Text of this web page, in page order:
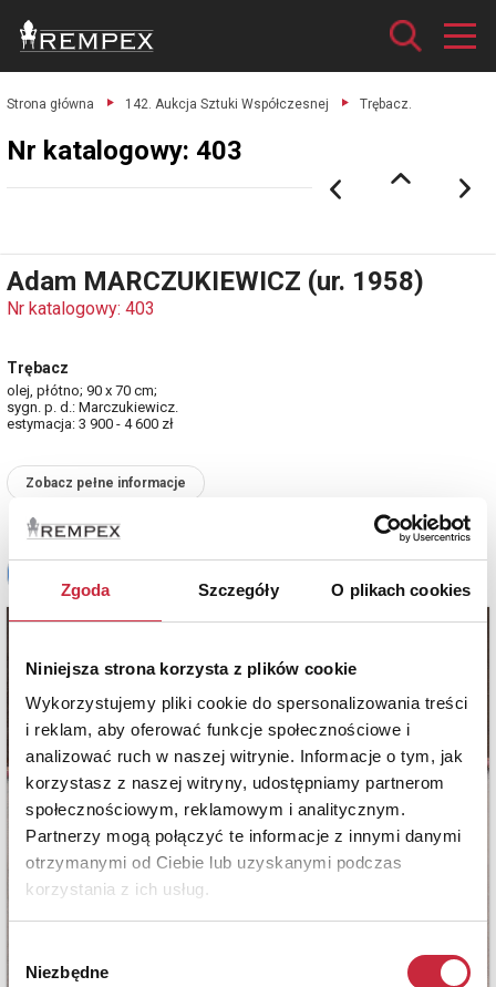
Zgoda Szczegóły O plikach cookies
Niniejsza strona korzysta z plików cookie
Wykorzystujemy pliki cookie do spersonalizowania treści
i reklam, aby oferować funkcje społecznościowe i
analizować ruch w naszej witrynie. Informacje o tym, jak
korzystasz z naszej witryny, udostępniamy partnerom
społecznościowym, reklamowym i analitycznym.
Partnerzy mogą połączyć te informacje z innymi danymi
otrzymanymi od Ciebie lub uzyskanymi podczas
korzystania z ich usług.
zgody
Niezbędne
Strona główna 142. Aukcja Sztuki Współczesnej Trębacz.
Nr katalogowy: 403
Adam MARCZUKIEWICZ (ur. 1958)
Nr katalogowy: 403
Trębacz
olej, płótno; 90 x 70 cm;
sygn. p. d.: Marczukiewicz.
estymacja: 3 900 - 4 600 zł
Zobacz pełne informacje